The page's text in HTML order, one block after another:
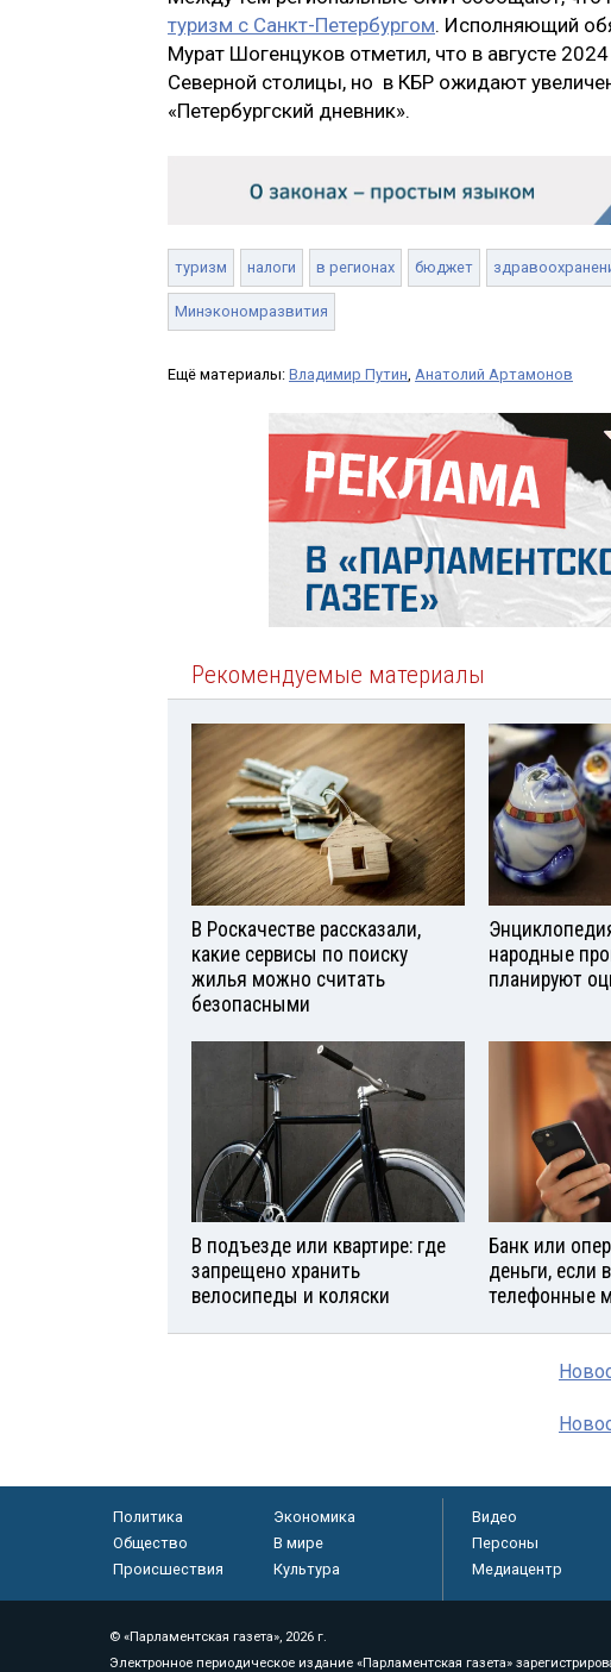
туризм с Санкт-Петербургом. Исполняющий
Мурат Шогенцуков отметил, что в августе
Северной столицы, но в КБР ожидают
«Петербургский дневник».
туризм налоги в регионах бюджет
Минэкономразвития
Ещё материалы: Владимир Путин Анатолий Артамонов
Рекомендуемые материалы
В Роскачестве рассказали,
какие сервисы по поиску
жилья можно считать
безопасными
народные
планируют
В подъезде или квартире: где
запрещено хранить
велосипеды и коляски
Банк или
деньги, если
телефонные
Политика
Экономика
Общество
В мире
Происшествия
Культура
Видео
Персоны
Медиацентр
© «Парламентская газета», 2026 г.
Электронное периодическое издание «Парламентская газета»